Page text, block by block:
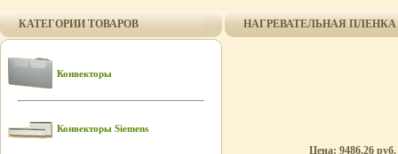
КАТЕГОРИИ ТОВАРОВ
Конвекторы
Конвекторы Siemens
НАГРЕВАТЕЛЬНАЯ ПЛЕНКА
Цена: 9486.26 руб.